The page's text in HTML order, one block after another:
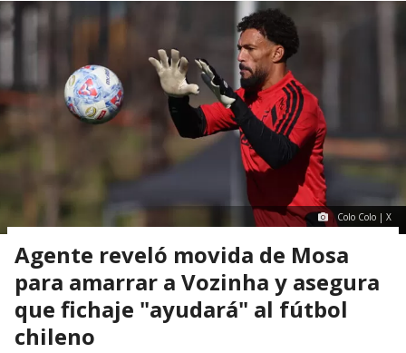
Colo Colo | X
Agente reveló movida de Mosa
para amarrar a Vozinha y asegura
que fichaje "ayudará" al fútbol
chileno